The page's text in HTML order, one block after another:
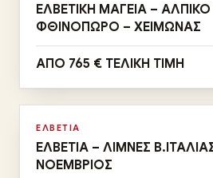
ΕΛΒΕΤΙΚΗ ΜΑΓΕΙΑ –
ΦΘΙΝΟΠΩΡΟ – ΧΕΙΜΩΝΑΣ
ΑΠΟ 765 € ΤΕΛΙΚΗ ΤΙΜΗ
Νοε
Αναχωρήσεις:
29/11
ΕΛΒΕΤΙΑ
ΕΛΒΕΤΙΑ – ΛΙΜΝΕΣ
ΝΟΕΜΒΡΙΟΣ